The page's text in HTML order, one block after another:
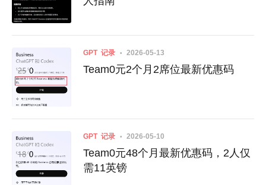
GPT 记录 2026-05-13
Team0元2个月2席位最新优惠码
GPT 记录 2026-05-10
Team0元48个月最新优惠码，2人仅
需11英镑